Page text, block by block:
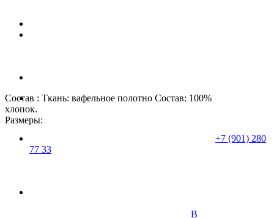
Состав : Ткань: вафельное полотно Состав: 100%
хлопок.
Размеры:
В
+7 (901) 280
77 33